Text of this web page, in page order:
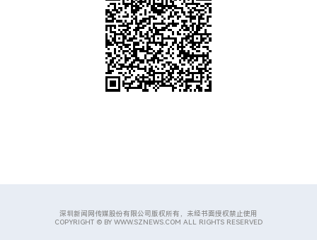
深圳新闻网传媒股份有限公司版权所有，未经书面授权禁止使用
COPYRIGHT © BY WWW.SZNEWS.COM ALL RIGHTS RESERVED